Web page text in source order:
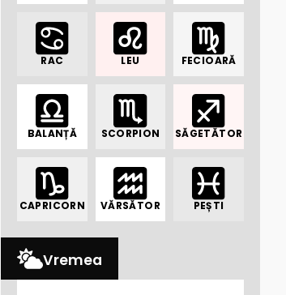
RAC LEU FECIOARĂ
BALANȚĂ SCORPION SĂGETĂTOR
CAPRICORN VĂRSĂTOR PEȘTI
Vremea